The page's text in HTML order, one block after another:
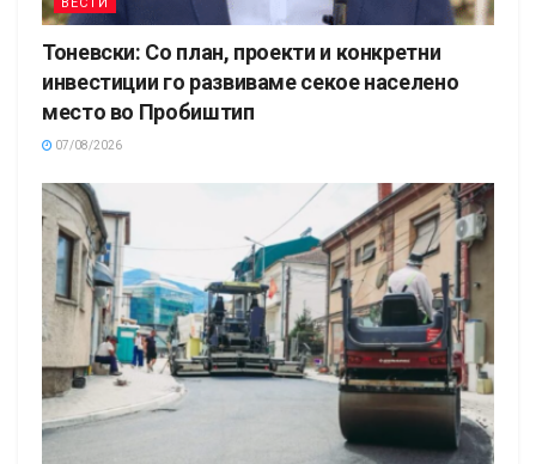
Тоневски: Со план, проекти и конкретни
инвестиции го развиваме секое населено
место во Пробиштип
07/08/2026